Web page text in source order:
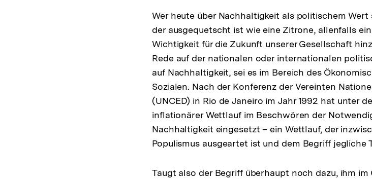
der
Fußnote
Wer heute über Nachhaltigkeit als politischem
der ausgequetscht ist wie eine Zitrone, allenfalls
Wichtigkeit für die Zukunft unserer Gesellschaft
Rede auf der nationalen oder internationalen
auf Nachhaltigkeit, sei es im Bereich des
Sozialen. Nach der Konferenz der Vereinten
(UNCED) in Rio de Janeiro im Jahr 1992 hat unter
inflationärer Wettlauf im Beschwören der
Nachhaltigkeit eingesetzt – ein Wettlauf, der
Populismus ausgeartet ist und dem Begriff jegliche
Taugt also der Begriff überhaupt noch dazu, ihm